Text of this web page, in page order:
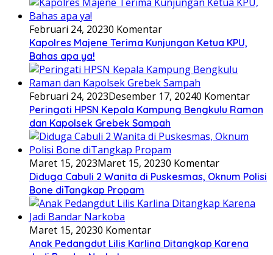
Februari 24, 20230 Komentar
Kapolres Majene Terima Kunjungan Ketua KPU,
Bahas apa ya!
Februari 24, 2023Desember 17, 20240 Komentar
Peringati HPSN Kepala Kampung Bengkulu Raman
dan Kapolsek Grebek Sampah
Maret 15, 2023Maret 15, 20230 Komentar
Diduga Cabuli 2 Wanita di Puskesmas, Oknum Polisi
Bone diTangkap Propam
Maret 15, 20230 Komentar
Anak Pedangdut Lilis Karlina Ditangkap Karena